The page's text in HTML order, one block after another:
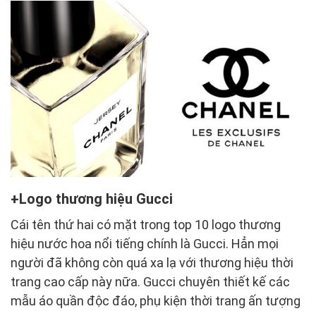
Logo thương hiệu Gucci
Cái tên thứ hai có mặt trong top 10 logo thương
hiệu nước hoa nổi tiếng chính là Gucci. Hẳn mọi
người đã không còn quá xa lạ với thương hiệu thời
trang cao cấp này nữa. Gucci chuyên thiết kế các
mẫu áo quần độc đáo, phụ kiện thời trang ấn tượng